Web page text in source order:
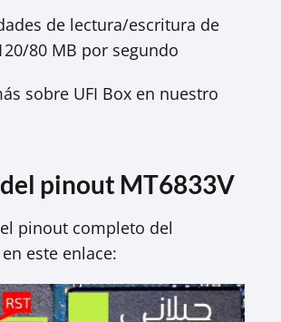
de lectura/escritura de
80 MB por segundo​
sobre UFI Box en nuestro
pinout MT6833V
pinout completo del
este enlace:​